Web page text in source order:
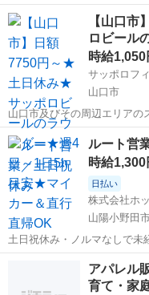
ナスGET★ ＼ お友達紹介で現金5、000円を支給していた制度が、 2人
で毎月コツコツも...【山口
ロビール
時給1,050
山口市
山口市及びその周辺エリア
帰で自家用車を利用しての
【事業所住所】 西日本支社
中区胡町4-21 ...
山口 山口市 営業
ルート営
時給1,300
日払い
株式会社ホ
山陽小野田
土日祝休み・ノルマなしで
能性あり ／ 2人でハッピーになれる新制度誕生！ お友達と一緒にボー
で毎月コツコツも...
山陽小野田市
アパレル
育て・家